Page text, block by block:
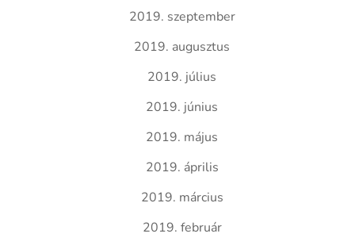
2019. szeptember
2019. augusztus
2019. július
2019. június
2019. május
2019. április
2019. március
2019. február